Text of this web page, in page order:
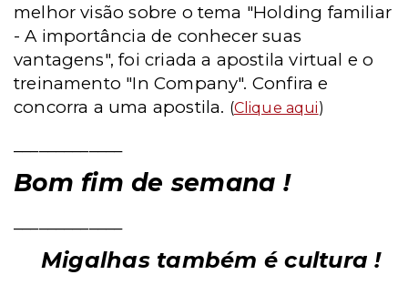
melhor visão sobre o tema "Holding familiar
- A importância de conhecer suas
vantagens", foi criada a apostila virtual e o
treinamento "In Company". Confira e
concorra a uma apostila. (Clique aqui)
Bom fim de semana !
Migalhas também é cultura !